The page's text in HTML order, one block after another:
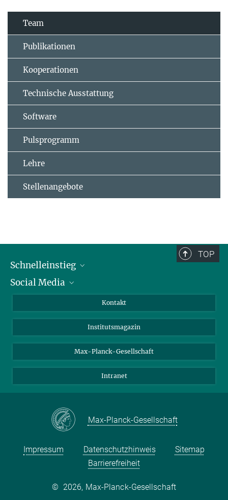
Team
Publikationen
Kooperationen
Technische Ausstattung
Software
Pulsprogramm
Lehre
Stellenangebote
TOP
Schnelleinstieg
Alumni
Schulen
Studierende
Social Media
Facebook
YouTube
Kontakt
Institutsmagazin
Max-Planck-Gesellschaft
Intranet
Max-Planck-Gesellschaft
Impressum Datenschutzhinweis
Sitemap
Barrierefreiheit
© 2026, Max-Planck-Gesellschaft